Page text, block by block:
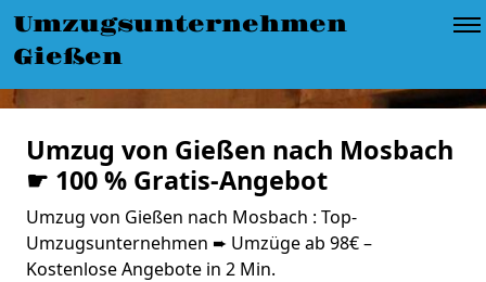
Umzugsunternehmen
Gießen
Umzug von Gießen nach Mosbach
☛ 100 % Gratis-Angebot
Umzug von Gießen nach Mosbach : Top-
Umzugsunternehmen ➨ Umzüge ab 98€ –
Kostenlose Angebote in 2 Min.